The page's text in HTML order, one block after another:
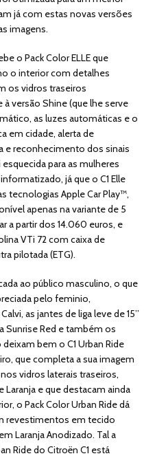
já com estas novas versões
imagens.
o Pack Color ELLE que
o interior com detalhes
os vidros traseiros
versão Shine (que lhe serve
as luzes automáticas e o
em cidade, alerta de
e reconhecimento dos sinais
para as mulheres
já que o C1 Elle
tecnologias Apple Car Play™,
apenas na variante de 5
a partir dos 14.060 euros, e
VTi 72 com caixa de
pilotada (ETG).
ao público masculino, o que
pelo feminio,
as jantes de liga leve de 15’’
Sunrise Red e também os
bem o C1 Urban Ride
que completa a sua imagem
vidros laterais traseiros,
e que destacam ainda
o Pack Color Urban Ride dá
revestimentos em tecido
Laranja Anodizado. Tal a
Ride do Citroën C1 está